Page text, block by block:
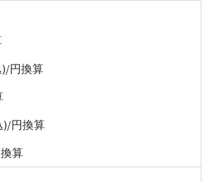
)/円換算
)/円換算
算